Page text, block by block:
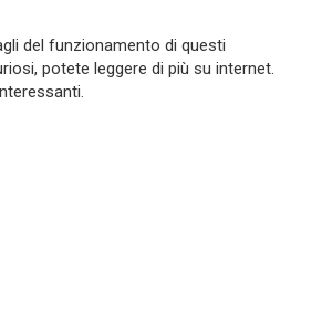
del funzionamento di questi
potete leggere di più su internet.